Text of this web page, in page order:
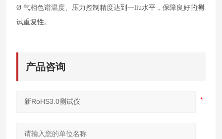
Ø气相色谱温度、压力控制精度达到一liu水平，保障良好的测
试重复性。
产品咨询